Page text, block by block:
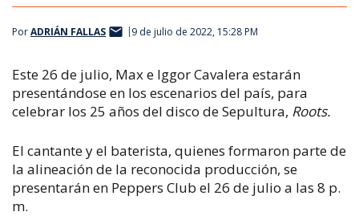
PorADRIÁN FALLAS 9 de julio de 2022, 15:28 PM
Este 26 de julio, Max e Iggor Cavalera estarán
presentándose en los escenarios del país, para
celebrar los 25 años del disco de Sepultura, Roots.
El cantante y el baterista, quienes formaron parte de
la alineación de la reconocida producción, se
presentarán en Peppers Club el 26 de julio a las 8 p.
m.